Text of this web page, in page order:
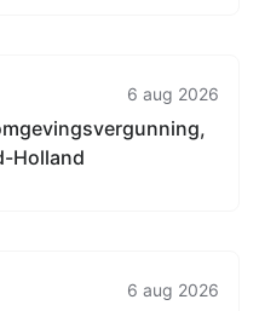
6 aug 2026
Holland
6 aug 2026